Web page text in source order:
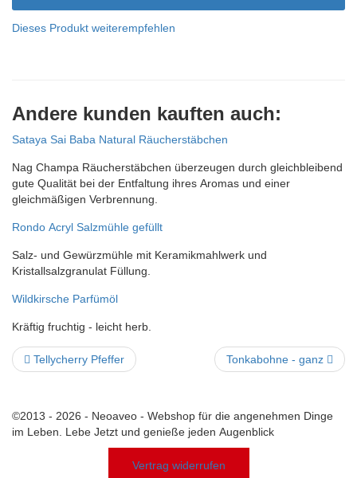
Dieses Produkt weiterempfehlen
Andere kunden kauften auch:
Sataya Sai Baba Natural Räucherstäbchen
Nag Champa Räucherstäbchen überzeugen durch gleichbleibend
gute Qualität bei der Entfaltung ihres Aromas und einer
gleichmäßigen Verbrennung.
Rondo Acryl Salzmühle gefüllt
Salz- und Gewürzmühle mit Keramikmahlwerk und
Kristallsalzgranulat Füllung.
Wildkirsche Parfümöl
Kräftig fruchtig - leicht herb.
Tellycherry Pfeffer Tonkabohne - ganz
©2013 - 2026 - Neoaveo - Webshop für die angenehmen Dinge
im Leben. Lebe Jetzt und genieße jeden Augenblick
Vertrag widerrufen